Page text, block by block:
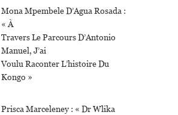
Mona Mpembele D’Agua Rosada :
« À
Travers Le Parcours D’Antonio
Manuel, J’ai
Voulu Raconter L’histoire Du
Kongo »
Prisca Marceleney : « Dr Wlika